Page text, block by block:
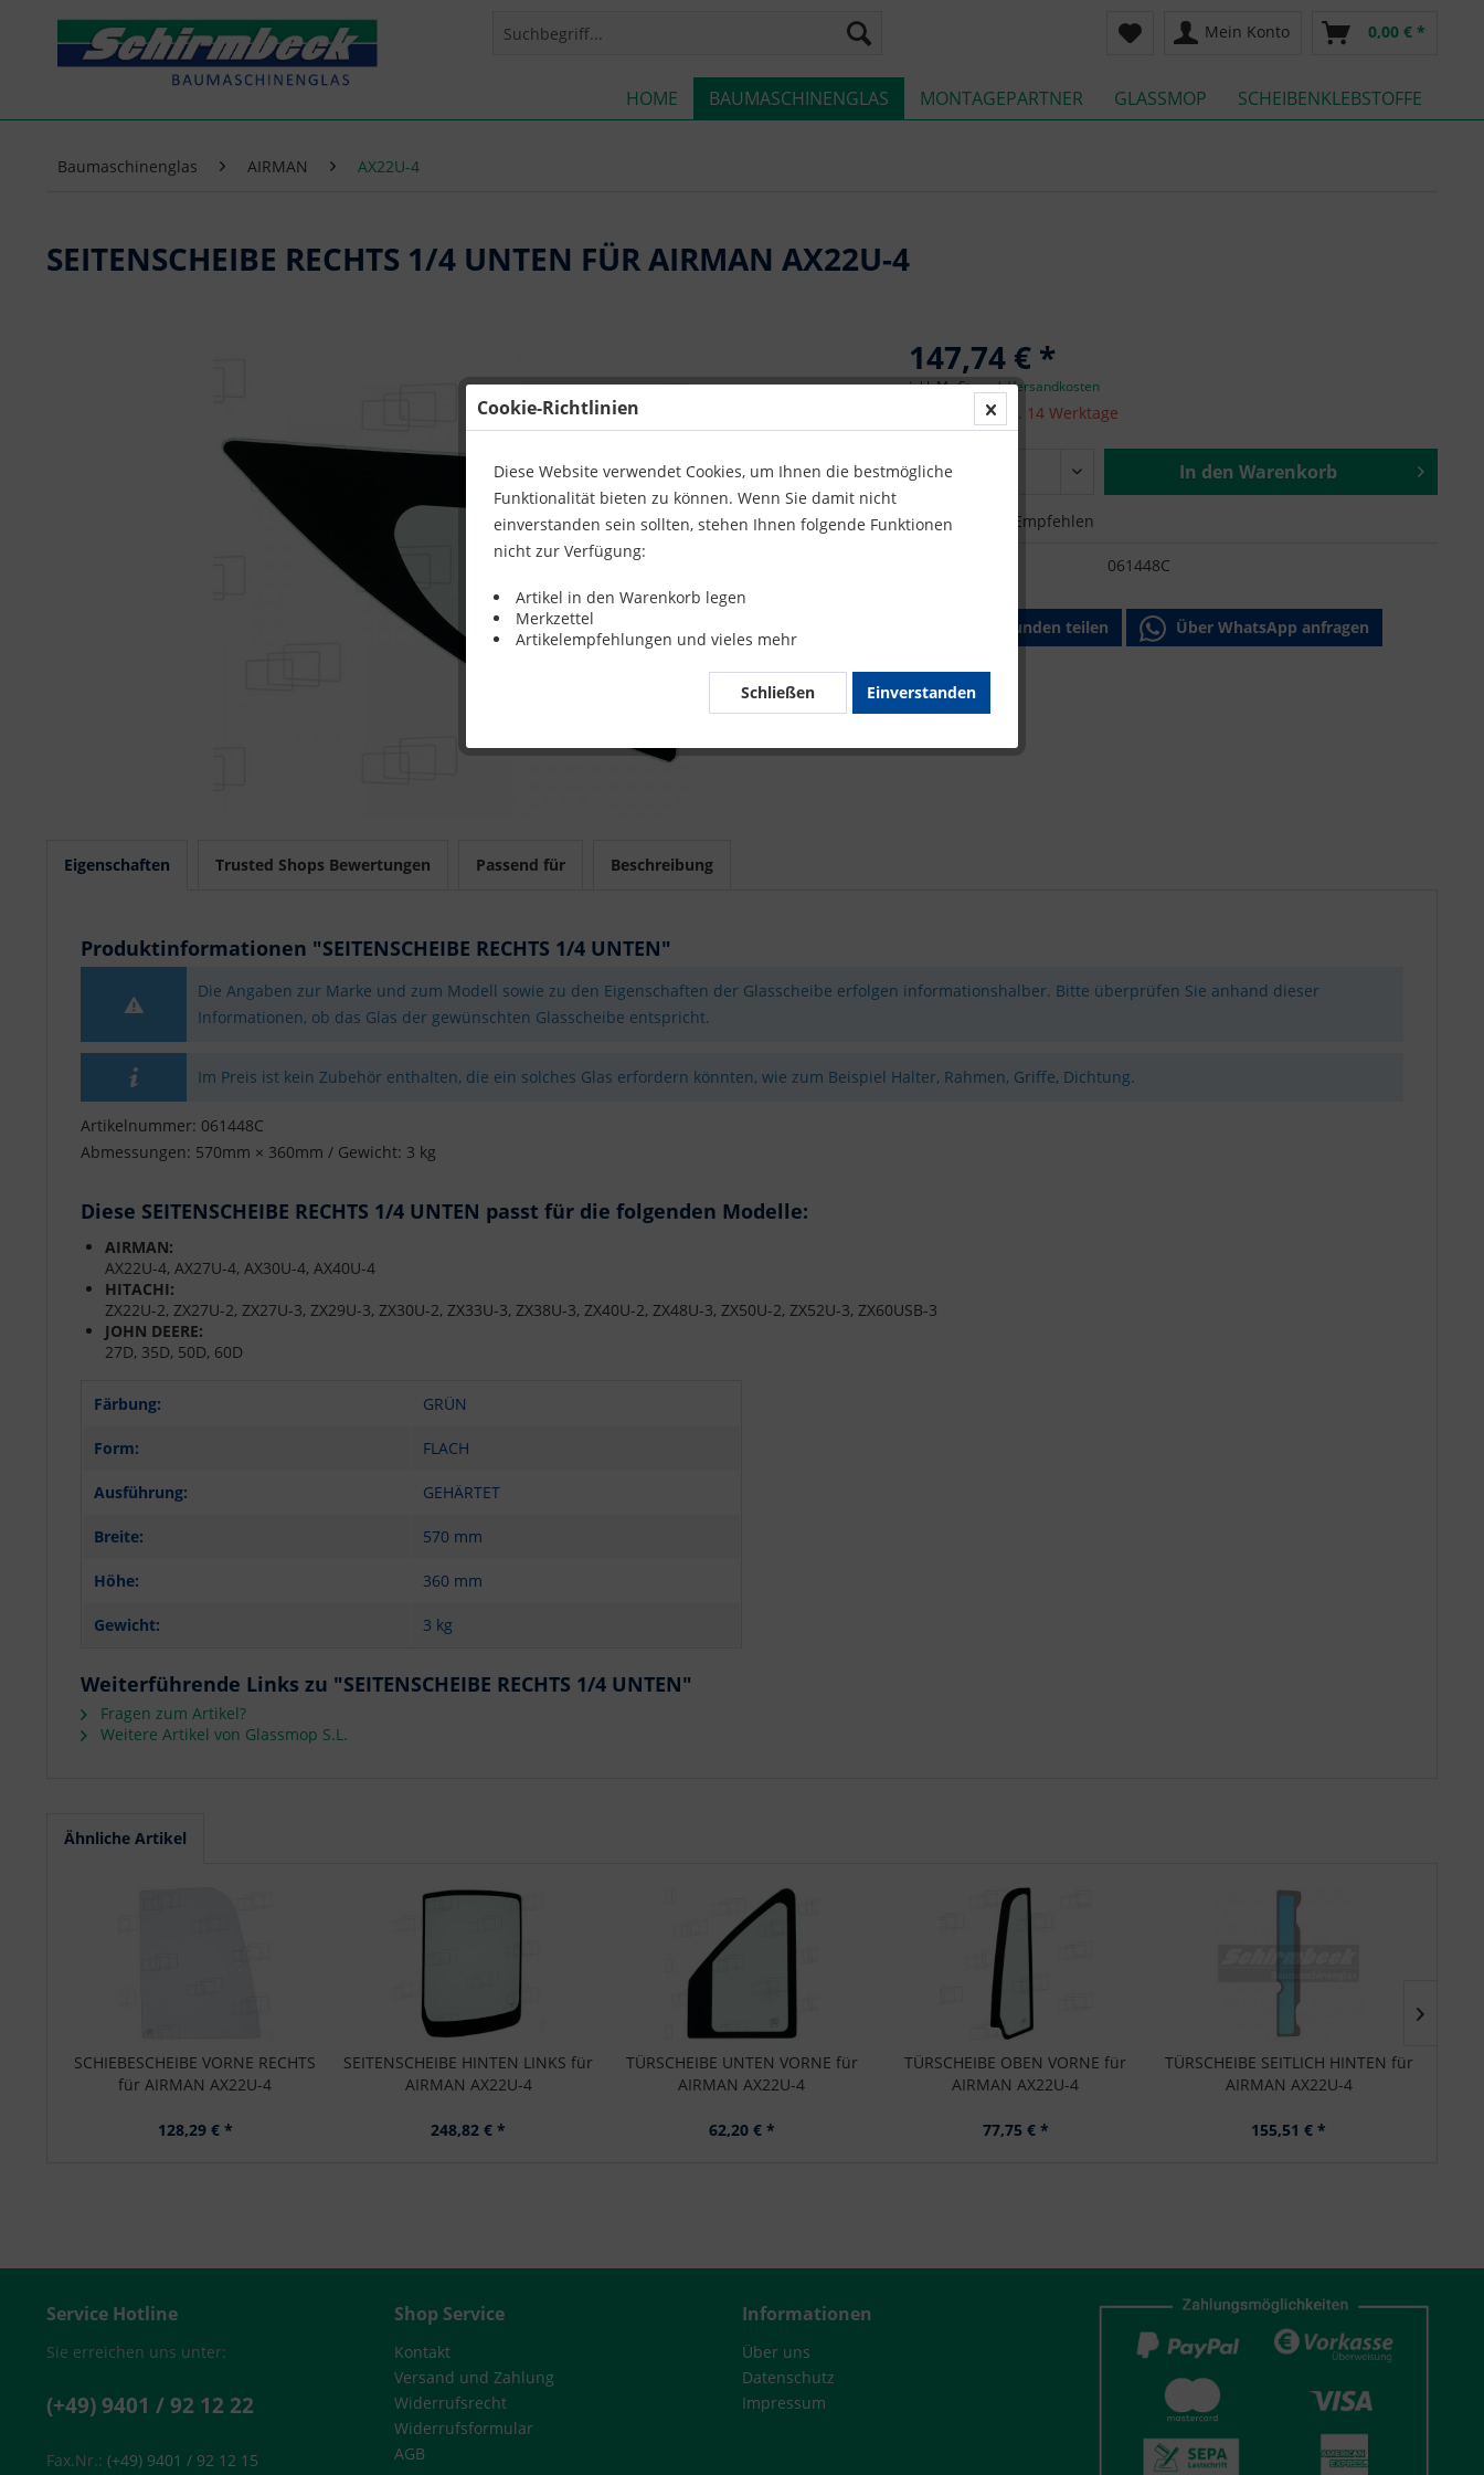
Mein Konto 0,00 € *
HOME BAUMASCHINENGLAS MONTAGEPARTNER GLASSMOP SCHEIBENKLEBSTOFFE
Baumaschinenglas AIRMAN AX22U-4
SEITENSCHEIBE RECHTS 1/4 UNTEN FÜR AIRMAN AX22U-4
147,74 € *
inkl. MwSt.zzgl. Versandkosten
Lieferzeit ca. 14 Werktage
In den Warenkorb
Merken Empfehlen
061448C
Mit Freunden teilen Über WhatsApp anfragen
Eigenschaften Trusted Shops Bewertungen Passend für Beschreibung
Produktinformationen "SEITENSCHEIBE RECHTS 1/4 UNTEN"
Die Angaben zur Marke und zum Modell sowie zu den Eigenschaften der Glasscheibe erfolgen informationshalber. Bitte überprüfen Sie anhand dieser
Informationen, ob das Glas der gewünschten Glasscheibe entspricht.
Im Preis ist kein Zubehör enthalten, die ein solches Glas erfordern könnten, wie zum Beispiel Halter, Rahmen, Griffe, Dichtung.
Artikelnummer: 061448C
Abmessungen: 570mm × 360mm / Gewicht: 3 kg
Diese SEITENSCHEIBE RECHTS 1/4 UNTEN passt für die folgenden Modelle:
AIRMAN:
AX22U-4, AX27U-4, AX30U-4, AX40U-4
HITACHI:
ZX22U-2, ZX27U-2, ZX27U-3, ZX29U-3, ZX30U-2, ZX33U-3, ZX38U-3, ZX40U-2, ZX48U-3, ZX50U-2, ZX52U-3, ZX60USB-3
JOHN DEERE:
27D, 35D, 50D, 60D
Färbung: GRÜN
Form: FLACH
Ausführung: GEHÄRTET
Breite: 570 mm
Höhe: 360 mm
Gewicht: 3 kg
Weiterführende Links zu "SEITENSCHEIBE RECHTS 1/4 UNTEN"
Fragen zum Artikel?
Weitere Artikel von Glassmop S.L.
Ähnliche Artikel
SCHIEBESCHEIBE VORNE RECHTS
für AIRMAN AX22U-4
128,29 € *
SEITENSCHEIBE HINTEN LINKS für
AIRMAN AX22U-4
248,82 € *
TÜRSCHEIBE UNTEN VORNE für
AIRMAN AX22U-4
62,20 € *
TÜRSCHEIBE OBEN VORNE für
AIRMAN AX22U-4
77,75 € *
TÜRSCHEIBE SEITLICH HINTEN für
AIRMAN AX22U-4
155,51 € *
Service Hotline
Sie erreichen uns unter:
(+49) 9401 / 92 12 22
Fax.Nr.: (+49) 9401 / 92 12 15
Shop Service
Kontakt
Versand und Zahlung
Widerrufsrecht
Widerrufsformular
AGB
Informationen
Über uns
Datenschutz
Impressum
Cookie-Richtlinien
Diese Website verwendet Cookies, um Ihnen die bestmögliche
Funktionalität bieten zu können. Wenn Sie damit nicht
einverstanden sein sollten, stehen Ihnen folgende Funktionen
nicht zur Verfügung:
Artikel in den Warenkorb legen
Merkzettel
Artikelempfehlungen und vieles mehr
Einverstanden
Schließen